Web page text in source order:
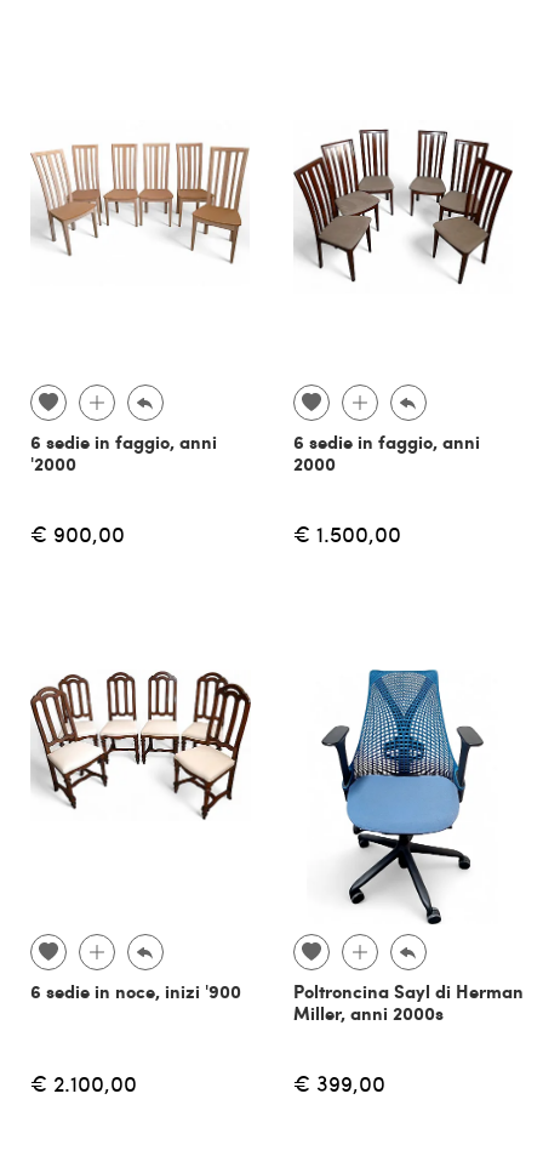
6 sedie in faggio, anni
'2000
€ 900,00
6 sedie in faggio, anni
2000
€ 1.500,00
6 sedie in noce, inizi '900
€ 2.100,00
Poltroncina Sayl di Herman
Miller, anni 2000s
€ 399,00